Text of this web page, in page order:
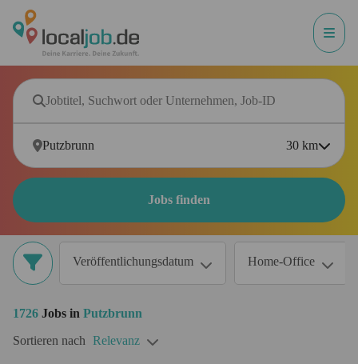
30 km
Jobs finden
Veröffentlichungsdatum Home-Office
1726 Jobs in Putzbrunn
Sortieren nach Relevanz